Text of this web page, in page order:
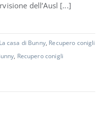
dell’Ausl [...]
La casa di Bunny, Recupero conigli
, Recupero conigli